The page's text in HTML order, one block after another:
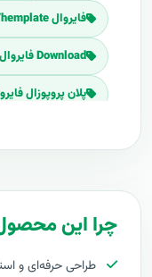
فایروال RFP Themplate
Download فایروال RFP
پلان پروپوزال
چرا این
طراحی حرفه‌ای و